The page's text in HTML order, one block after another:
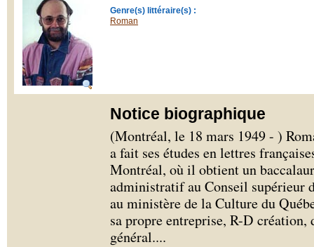
Genre(s) littéraire(s) :
Roman
Notice biographique
(Montréal, le 18 mars 1949 - )
a fait ses études en lettres
Montréal, où il obtient un
administratif au Conseil supérieur
au ministère de la Culture du
sa propre entreprise, R-D
général....